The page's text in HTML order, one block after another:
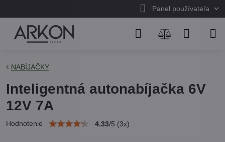
Panel používateľa
NABÍJAČKY
Inteligentná autonabíjačka 6V
12V 7A
Hodnotenie 4.33/5 (3x)